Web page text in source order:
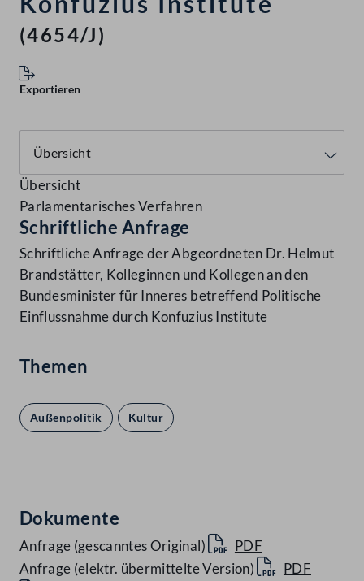
(4654/J)
Exportieren
Übersicht
Parlamentarisches Verfahren
Schriftliche Anfrage
Schriftliche Anfrage der Abgeordneten Dr. Helmut
Brandstätter, Kolleginnen und Kollegen an den
Bundesminister für Inneres betreffend Politische
Einflussnahme durch Konfuzius Institute
Themen
Außenpolitik Kultur
Dokumente
Anfrage (gescanntes Original)
PDF
Anfrage (elektr. übermittelte Version)
PDF